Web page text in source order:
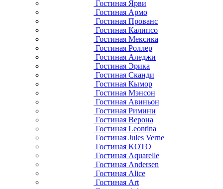
Гостиная Ярви
Гостиная Армо
Гостиная Прованс
Гостиная Калипсо
Гостиная Мексика
Гостиная Роллер
Гостиная Аледжи
Гостиная Эрика
Гостиная Сканди
Гостиная Кымор
Гостиная Мэнсон
Гостиная Авиньон
Гостиная Римини
Гостиная Верона
Гостиная Leontina
Гостиная Jules Verne
Гостиная KOTO
Гостиная Aquarelle
Гостиная Andersen
Гостиная Alice
Гостиная Art